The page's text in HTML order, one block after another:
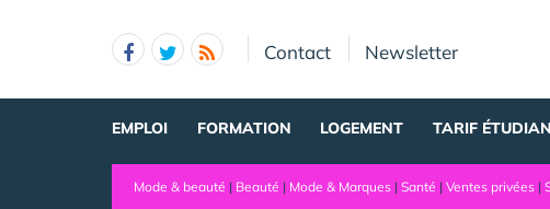
Contact Newsletter
EMPLOI FORMATION LOGEMENT TARIF
Mode & beauté | Beauté | Mode & Marques | Santé | Ventes privées |